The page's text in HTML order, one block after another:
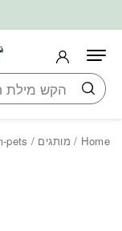
חיפוש
Home
/ מותגים /